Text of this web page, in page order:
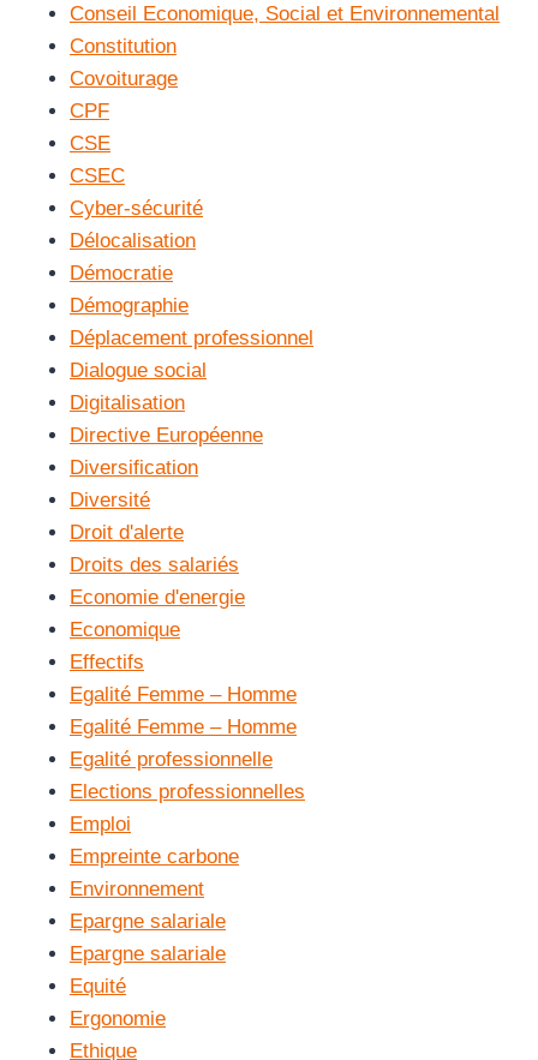
Conseil Economique, Social et Environnemental
Constitution
Covoiturage
CPF
CSE
CSEC
Cyber-sécurité
Délocalisation
Démocratie
Démographie
Déplacement professionnel
Dialogue social
Digitalisation
Directive Européenne
Diversification
Diversité
Droit d'alerte
Droits des salariés
Economie d'energie
Economique
Effectifs
Egalité Femme – Homme
Egalité Femme – Homme
Egalité professionnelle
Elections professionnelles
Emploi
Empreinte carbone
Environnement
Epargne salariale
Epargne salariale
Equité
Ergonomie
Ethique